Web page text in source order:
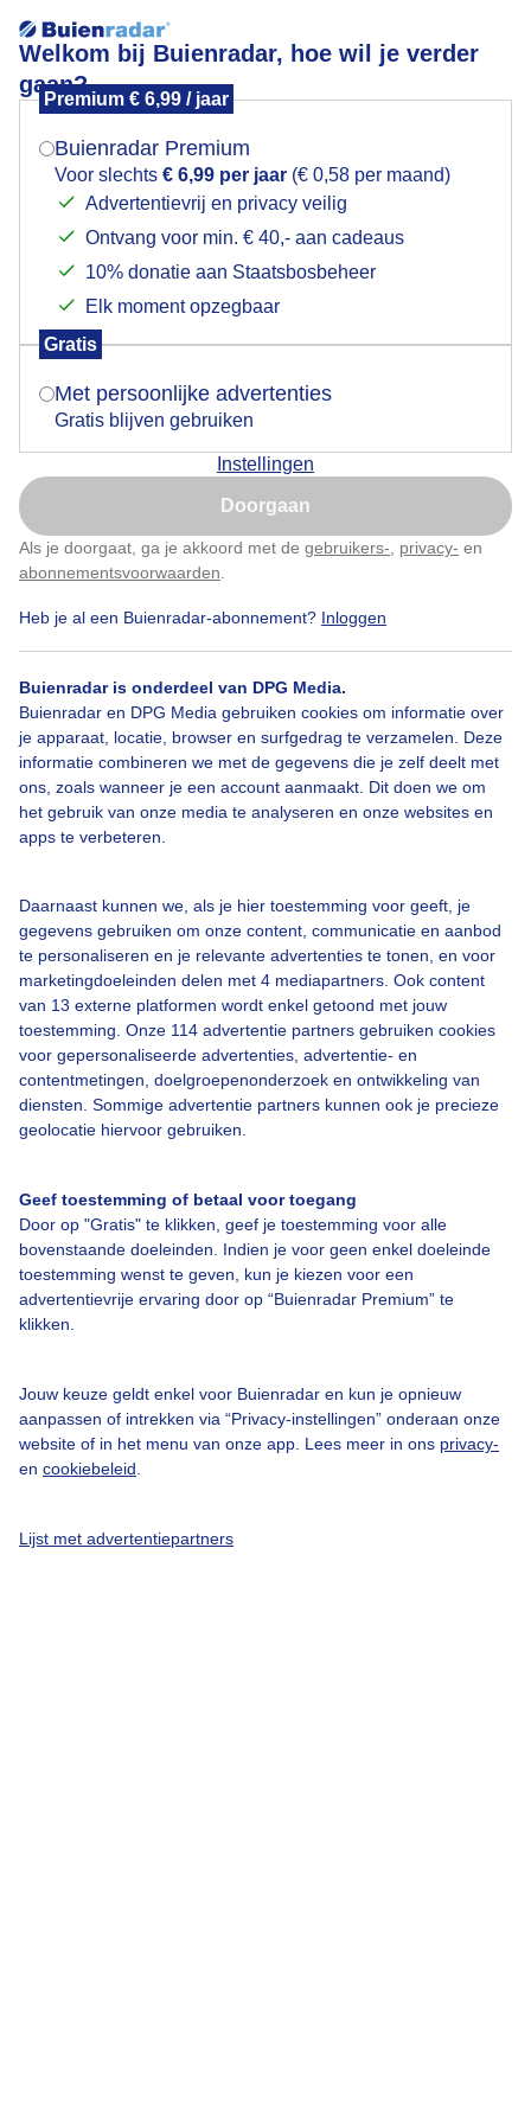
Welkom bij Buienradar, hoe wil je verder
gaan?
Premium € 6,99 / jaar
Buienradar Premium
Voor slechts € 6,99 per jaar (€ 0,58 per maand)
Advertentievrij en privacy veilig
Ontvang voor min. € 40,- aan cadeaus
10% donatie aan Staatsbosbeheer
Elk moment opzegbaar
Gratis
Met persoonlijke advertenties
Gratis blijven gebruiken
Instellingen
Doorgaan
Als je doorgaat, ga je akkoord met de gebruikers- privacy- en
abonnementsvoorwaarden
Heb je al een Buienradar-abonnement? Inloggen
Buienradar is onderdeel van DPG Media.
Buienradar en DPG Media gebruiken cookies om informatie over
je apparaat, locatie, browser en surfgedrag te verzamelen. Deze
informatie combineren we met de gegevens die je zelf deelt met
ons, zoals wanneer je een account aanmaakt. Dit doen we om
het gebruik van onze media te analyseren en onze websites en
apps te verbeteren.
Daarnaast kunnen we, als je hier toestemming voor geeft, je
gegevens gebruiken om onze content, communicatie en aanbod
te personaliseren en je relevante advertenties te tonen, en voor
marketingdoeleinden delen met 4 mediapartners. Ook content
van 13 externe platformen wordt enkel getoond met jouw
toestemming. Onze 114 advertentie partners gebruiken cookies
voor gepersonaliseerde advertenties, advertentie- en
contentmetingen, doelgroepenonderzoek en ontwikkeling van
diensten. Sommige advertentie partners kunnen ook je precieze
geolocatie hiervoor gebruiken.
Geef toestemming of betaal voor toegang
Door op "Gratis" te klikken, geef je toestemming voor alle
bovenstaande doeleinden. Indien je voor geen enkel doeleinde
toestemming wenst te geven, kun je kiezen voor een
advertentievrije ervaring door op “Buienradar Premium” te
klikken.
Jouw keuze geldt enkel voor Buienradar en kun je opnieuw
aanpassen of intrekken via “Privacy-instellingen” onderaan onze
website of in het menu van onze app. Lees meer in ons privacy-
en cookiebeleid
Lijst met advertentiepartners
1000186667
Bekijk slideshow
Bedrijfsgegevens
Veelgestelde vragen
Toegankelijkheid
Mogen we je locatie gebruiken voor het
Indien je hier nog geen akkoord op hebt gegeven,
verschijnt er zo een pop-up uit je browser waarin
Is goed, toon de popup
Nu niet, misschien later
Klik hierom dit aan te passen